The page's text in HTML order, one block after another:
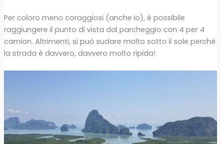
Per coloro meno coraggiosi (anche io), è possibile
raggiungere il punto di vista dal parcheggio con 4 per 4
camion. Altrimenti, si può sudare molto sotto il sole perché
la strada è davvero, davvero molto ripida!